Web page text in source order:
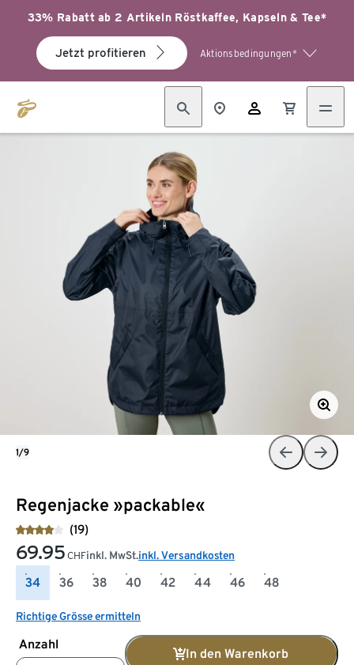
33% Rabatt ab 2 Artikeln Röstkaffee, Kapseln & Tee*
Jetzt profitieren Aktionsbedingungen*
Regenjacke »packable«
(19)
69.95 CHFinkl. MwSt.inkl. Versandkosten
34 36 38 40 42 44 46 48
Richtige Grösse ermitteln
Anzahl
In den Warenkorb
1/9